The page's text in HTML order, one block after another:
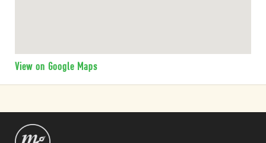
View on Google Maps